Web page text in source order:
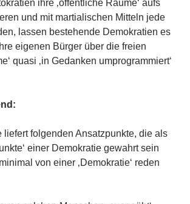
ihre ‚öffentliche Räume‘ aufs
und mit martialischen Mitteln jede
lassen bestehende Demokratien es
eigenen Bürger über die freien
quasi ‚in Gedanken umprogrammiert‘
liefert folgenden Ansatzpunkte, die als
einer Demokratie gewahrt sein
von einer ‚Demokratie‘ reden